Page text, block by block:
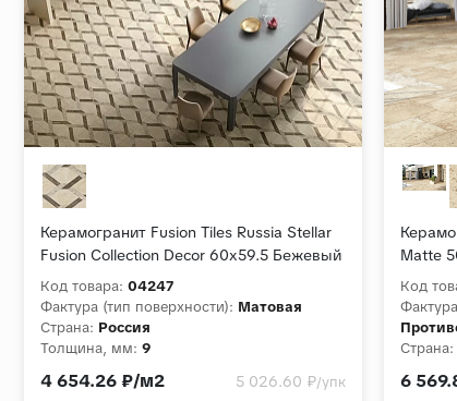
Керамогранит Fusion Tiles Russia Stellar
Fusion Collection Decor 60x59.5 Бежевый
Матовый
Код товара: 04247
Фактура (тип поверхности): Матовая
Страна: Россия
Толщина, мм: 9
4 654.26 ₽/м2 5 026.60 ₽/упк
Matte
Код
Страна:
6